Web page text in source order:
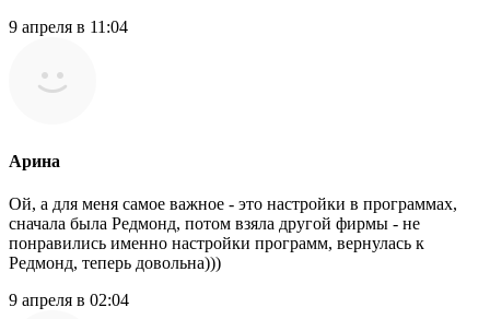
9 апреля в 11:04
Арина
Ой, а для меня самое важное - это настройки в программах,
сначала была Редмонд, потом взяла другой фирмы - не
понравились именно настройки программ, вернулась к
Редмонд, теперь довольна)))
9 апреля в 02:04